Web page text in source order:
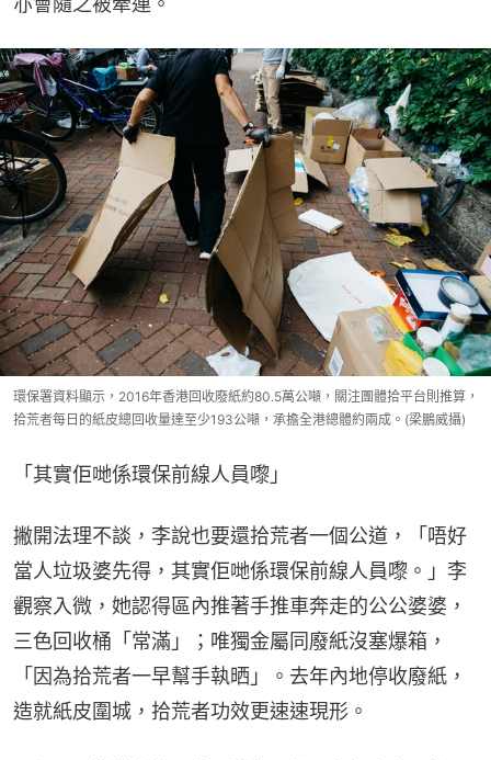
環保署資料顯示，2016年香港回收廢紙約80.5萬公噸，關注團體拾平台則推算，
拾荒者每日的紙皮總回收量達至少193公噸，承擔全港總體約兩成。(梁鵬威攝)
「其實佢哋係環保前線人員嚟」
撇開法理不談，李說也要還拾荒者一個公道，「唔好
當人垃圾婆先得，其實佢哋係環保前線人員嚟。」李
觀察入微，她認得區內推著手推車奔走的公公婆婆，
三色回收桶「常滿」；唯獨金屬同廢紙沒塞爆箱，
「因為拾荒者一早幫手執晒」。去年內地停收廢紙，
造就紙皮圍城，拾荒者功效更速速現形。